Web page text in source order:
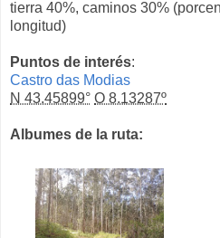
tierra 40%, caminos 30%
longitud)
Puntos de interés:
Castro das Modias
N 43.45899° O 8.13287º
Albumes de la ruta: